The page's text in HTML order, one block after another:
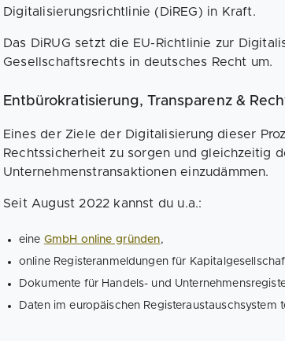
Digitalisierungsrichtlinie (DiREG) in Kraft.
Das DiRUG setzt die EU-Richtlinie zur
Gesellschaftsrechts in deutsches Recht um.
Entbürokratisierung, Transparenz &
Eines der Ziele der Digitalisierung dieser
Rechtssicherheit zu sorgen und gleichzeitig
Unternehmenstransaktionen einzudämmen.
Seit August 2022 kannst du u.a.:
eine GmbH online gründen,
online Registeranmeldungen für
Dokumente für Handels- und
Daten im europäischen Registeraustauschsystem